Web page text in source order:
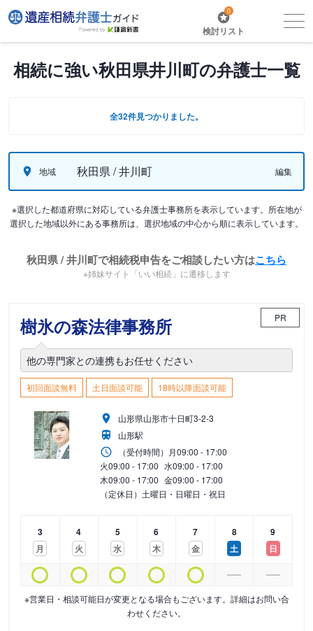
0
検討リスト
相続に強い秋田県井川町の弁護士一覧
全32件見つかりました。
地域 秋田県 / 井川町 編集
※選択した都道府県に対応している弁護士事務所を表示しています。所在地が
選択した地域以外にある事務所は、選択地域の中心から順に表示しています。
秋田県 / 井川町で相続税申告をご相談したい方はこちら
※姉妹サイト「いい相続」に遷移します
樹氷の森法律事務所 PR
他の専門家との連携もお任せください
初回面談無料 土日面談可能 18時以降面談可能
山形県山形市十日町3-2-3
山形駅
（受付時間） 月09:00 - 17:00
火09:00 - 17:00 水09:00 - 17:00
木09:00 - 17:00 金09:00 - 17:00
（定休日）土曜日・日曜日・祝日
3
月
4
火
5
水
6
木
7
金
8
土
9
日
※営業日・相談可能日が変更となる場合もございます。詳細はお問い合
わせください。